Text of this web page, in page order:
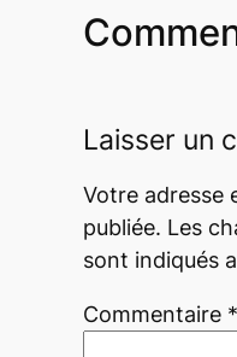
Laisser un
Votre adresse
publiée. Les
sont indiqués
Commentaire *